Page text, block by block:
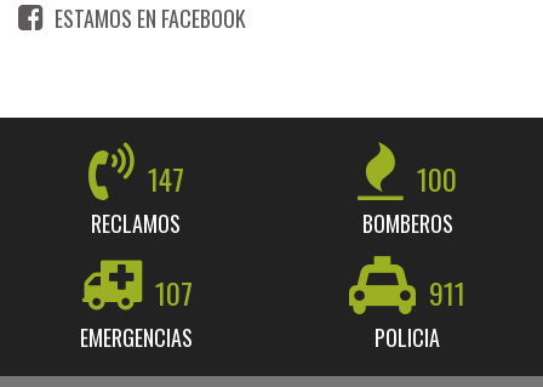
ESTAMOS EN FACEBOOK
147
RECLAMOS
100
BOMBEROS
107
EMERGENCIAS
911
POLICIA